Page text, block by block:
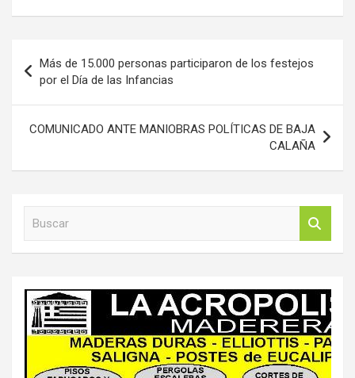
de
entradas
Más de 15.000 personas participaron de los festejos
por el Día de las Infancias
COMUNICADO ANTE MANIOBRAS POLÍTICAS DE BAJA
CALAÑA
r